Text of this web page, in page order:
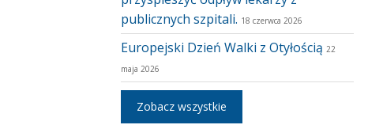
publicznych szpitali. 18 czerwca 2026
Europejski Dzień Walki z Otyłością 22
maja 2026
Zobacz wszystkie